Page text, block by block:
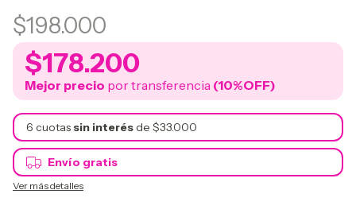
$198.000
$178.200
Mejor precio por transferencia (10%OFF)
6 cuotas sin interésde $33.000
Envío gratis
Ver más detalles